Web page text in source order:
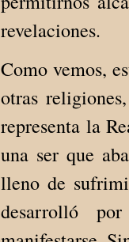
revelaciones.
Como vemos,
otras
representa la
una ser que
lleno de
desarrolló